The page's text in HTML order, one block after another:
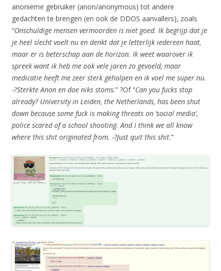
anonieme gebruiker (anon/anonymous) tot andere
gedachten te brengen (en ook de DDOS aanvallers), zoals
“Onschuldige mensen vermoorden is niet goed. Ik begrijp dat je
je heel slecht voelt nu en denkt dat je letterlijk iedereen haat,
maar er is beterschap aan de horizon. Ik weet waarover ik
spreek want ik heb me ook vele jaren zo gevoeld, maar
medicatie heeft me zeer sterk geholpen en ik voel me super nu.
-?Sterkte Anon en doe niks stoms.” ?Of “Can you fucks stop
already? University in Leiden, the Netherlands, has been shut
down because some fuck is making threats on ‘social media’,
police scared of a school shooting. And I think we all know
where this shit originated from. -?Just quit this shit.”